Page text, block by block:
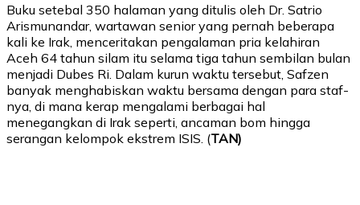
Buku setebal 350 halaman yang ditulis oleh Dr. Satrio
Arismunandar, wartawan senior yang pernah beberapa
kali ke Irak, menceritakan pengalaman pria kelahiran
Aceh 64 tahun silam itu selama tiga tahun sembilan bulan
menjadi Dubes Ri. Dalam kurun waktu tersebut, Safzen
banyak menghabiskan waktu bersama dengan para staf-
nya, di mana kerap mengalami berbagai hal
menegangkan di Irak seperti, ancaman bom hingga
serangan kelompok ekstrem ISIS. (TAN)